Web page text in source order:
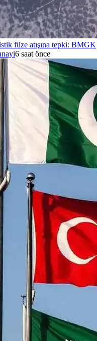
füze atışına tepki: BMGK
6 saat önce